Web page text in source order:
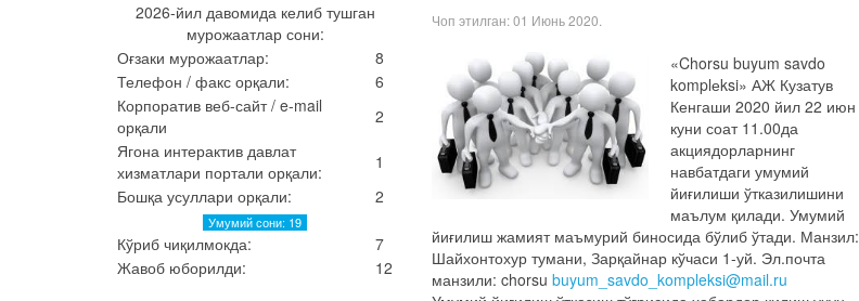
Чоп этилган:01 Июнь 2020
«Chorsu buyum savdo
komplеksi» АЖ Кузатув
Кенгаши 2020 йил 22 июн
куни соат 11.00да
акциядорларнинг
навбатдаги умумий
йиғилиши ўтказилишини
маълум қилади. Умумий
йиғилиш жамият маъмурий биносида бўлиб ўтади. Манзил:
Шайхонтохур тумани, Зарқайнар кўчаси 1-уй. Эл.почта
манзили: chorsubuyum_savdo_kompleksi@mail.ru
2026-йил давомида келиб тушган
мурожаатлар сони:
Оғзаки мурожаатлар:
8
Телефон / факс орқали:
6
Корпоратив веб-сайт / e-mail
орқали
2
Ягона интерактив давлат
хизматлари портали орқали:
1
Бошқа усуллари орқали:
2
Умумий сони: 19
Кўриб чиқилмокда:
7
Жавоб юборилди:
12